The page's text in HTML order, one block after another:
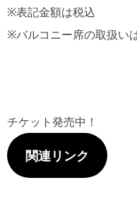
※表記金額は税込
※バルコニー席の取扱い
チケット発売中！
関連リンク